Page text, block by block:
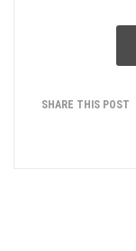
SHARE THIS POST